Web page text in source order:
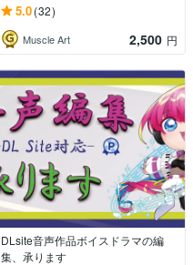
5.0(32)
Muscle Art 2,500 円
DLsite音声作品ボイスドラマの編
集、承ります